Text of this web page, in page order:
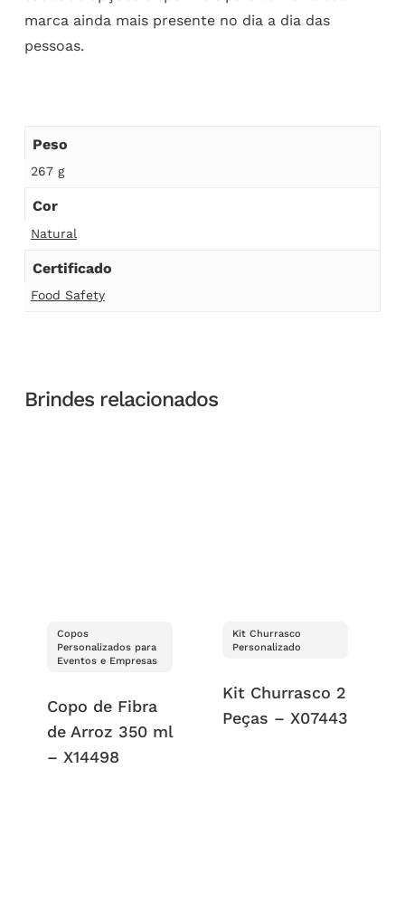
marca ainda mais presente no dia a dia das
pessoas.
Peso
267 g
Cor
Natural
Certificado
Food Safety
Brindes relacionados
Copos
Personalizados para
Eventos e Empresas
Copo de Fibra
de Arroz 350 ml
– X14498
Kit Churrasco
Personalizado
Kit Churrasco 2
Peças – X07443